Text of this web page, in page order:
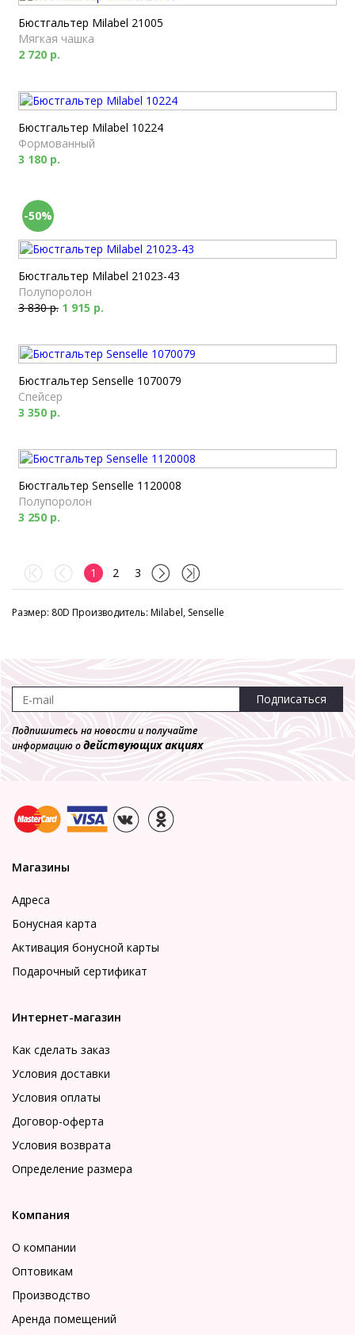
Бюстгальтер Milabel 21005
Мягкая чашка
2 720 р.
Бюстгальтер Milabel 10224
Формованный
3 180 р.
-50%
Бюстгальтер Milabel 21023-43
Полупоролон
3 830 р. 1 915 р.
Бюстгальтер Senselle 1070079
Спейсер
3 350 р.
Бюстгальтер Senselle 1120008
Полупоролон
3 250 р.
1 2 3
Размер: 80D Производитель: Milabel, Senselle
Подписаться
Подпишитесь на новости и получайте
информацию одействующих акциях
Магазины
Адреса
Бонусная карта
Активация бонусной карты
Подарочный сертификат
Интернет-магазин
Как сделать заказ
Условия доставки
Условия оплаты
Договор-оферта
Условия возврата
Определение размера
Компания
О компании
Оптовикам
Производство
Аренда помещений